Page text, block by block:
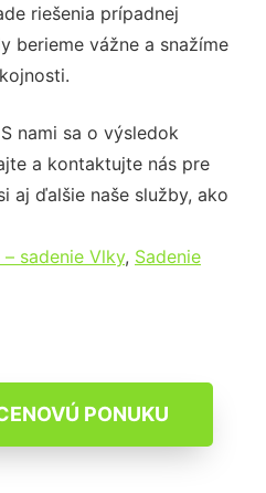
riešenia prípadnej
berieme vážne a snažíme
nami sa o výsledok
a kontaktujte nás pre
aj ďalšie naše služby, ako
sadenie Vlky, Sadenie
PONUKU